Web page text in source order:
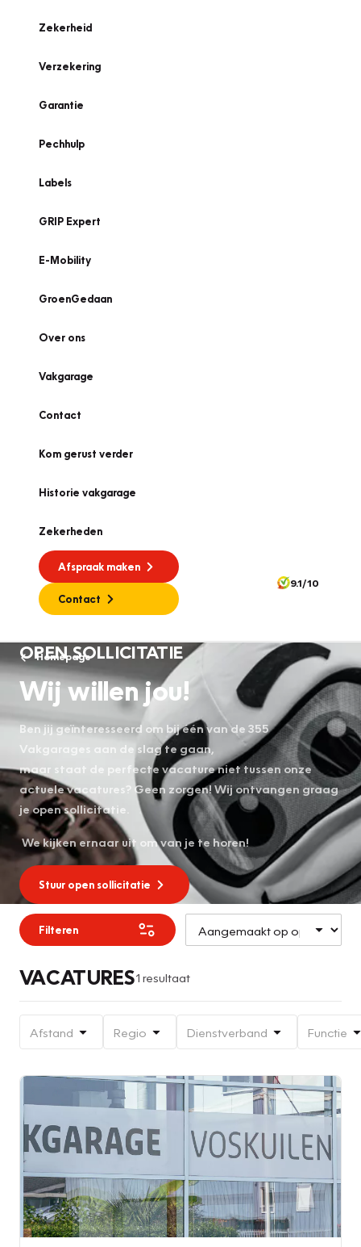
Zekerheid
Verzekering
Garantie
Pechhulp
Labels
GRIP Expert
E-Mobility
GroenGedaan
Over ons
Vakgarage
Contact
Kom gerust verder
Historie vakgarage
Zekerheden
Afspraak maken
Contact
9.1/10
Homepage
OPEN SOLLICITATIE
Wij willen jou!
Ben jij geïnteresseerd om bij één van de 355
Vakgarages aan de slag te gaan,
maar staat de perfecte vacature niet tussen onze
actuele vacatures? Geen zorgen! Wij ontvangen graag
je open sollicitatie.
We kijken ernaar uit om van je te horen!
Stuur open sollicitatie
Filteren
VACATURES1 resultaat
Afstand Regio Dienstverband Functie